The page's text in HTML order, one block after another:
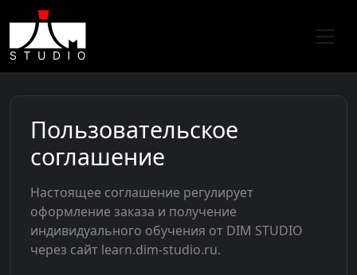
Пользовательское
соглашение
Настоящее соглашение регулирует
оформление заказа и получение
индивидуального обучения от DIM STUDIO
через сайт learn.dim-studio.ru.